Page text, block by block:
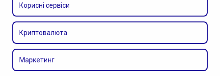
Корисні сервіси
Криптовалюта
Маркетинг